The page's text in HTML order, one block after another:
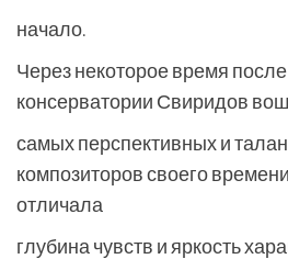
начало.
Через некоторое время
консерватории Свиридов
самых перспективных и
композиторов своего
отличала
глубина чувств и яркость